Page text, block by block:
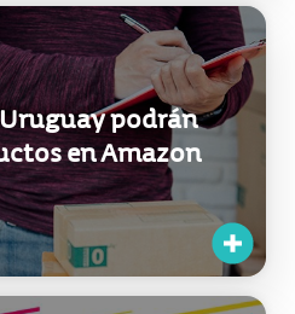
Uruguay podrán
en Amazon